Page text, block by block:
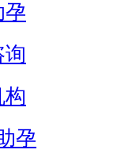
孕
询
构
孕